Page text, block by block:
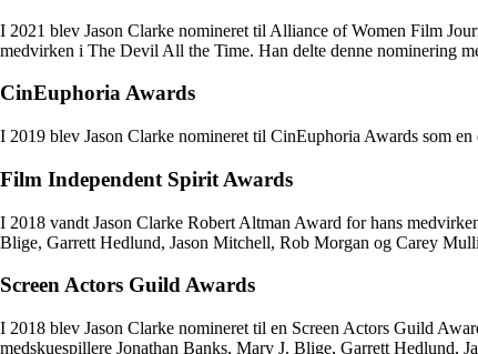
I 2021 blev Jason Clarke nomineret til Alliance of Women Film
medvirken i The Devil All the Time. Han delte denne nominering
CinEuphoria Awards
I 2019 blev Jason Clarke nomineret til CinEuphoria Awards som
Film Independent Spirit Awards
I 2018 vandt Jason Clarke Robert Altman Award for hans
Blige, Garrett Hedlund, Jason Mitchell, Rob Morgan og Carey
Screen Actors Guild Awards
I 2018 blev Jason Clarke nomineret til en Screen Actors Guild
medskuespillere Jonathan Banks, Mary J. Blige, Garrett Hedlund,